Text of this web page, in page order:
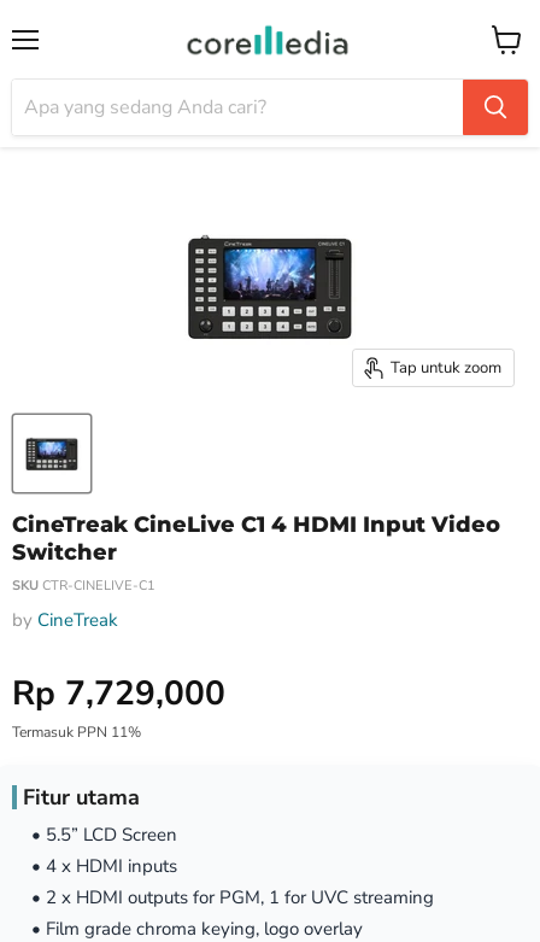
Tap untuk zoom
CineTreak CineLive C1 4 HDMI Input Video
Switcher
SKU CTR-CINELIVE-C1
by CineTreak
Harga Special
Rp 7,729,000
Termasuk PPN 11%
Fitur utama
• 5.5” LCD Screen
• 4 x HDMI inputs
• 2 x HDMI outputs for PGM, 1 for UVC streaming
• Film grade chroma keying, logo overlay